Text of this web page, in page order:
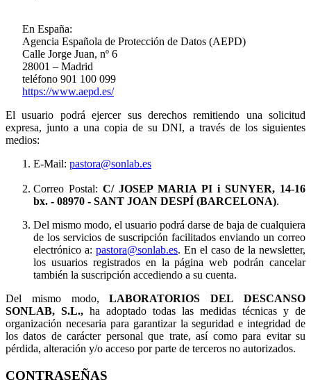
En España:
Agencia Española de Protección de Datos (AEPD)
Calle Jorge Juan, nº 6
28001 – Madrid
teléfono 901 100 099
https://www.aepd.es/
El usuario podrá ejercer sus derechos remitiendo una solicitud
expresa, junto a una copia de su DNI, a través de los siguientes
medios:
E-Mail: pastora@sonlab.es
Correo Postal: C/ JOSEP MARIA PI i SUNYER, 14-16
bx. - 08970 - SANT JOAN DESPÍ (BARCELONA).
Del mismo modo, el usuario podrá darse de baja de cualquiera
de los servicios de suscripción facilitados enviando un correo
electrónico a: pastora@sonlab.es. En el caso de la newsletter,
los usuarios registrados en la página web podrán cancelar
también la suscripción accediendo a su cuenta.
Del mismo modo,LABORATORIOS DEL DESCANSO
SONLAB, S.L., ha adoptado todas las medidas técnicas y de
organización necesaria para garantizar la seguridad e integridad de
los datos de carácter personal que trate, así como para evitar su
pérdida, alteración y/o acceso por parte de terceros no autorizados.
CONTRASEÑAS